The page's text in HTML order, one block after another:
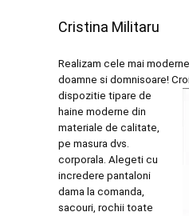
Cristina Militaru
Realizam cele mai
doamne si domnisoare!
dispozitie tipare de
haine moderne din
materiale de calitate,
pe masura dvs.
corporala. Alegeti cu
incredere pantaloni
dama la comanda,
sacouri, rochii toate